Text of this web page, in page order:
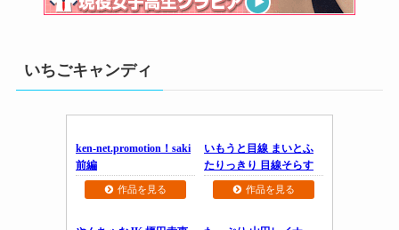
いちごキャンディ